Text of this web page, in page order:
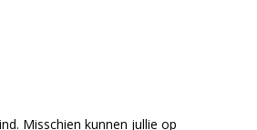
Misschien kunnen jullie op